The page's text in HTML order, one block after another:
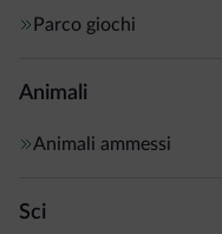
Parco giochi
Animali
Animali ammessi
Sci